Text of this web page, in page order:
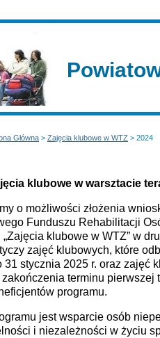
Główna > Zajęcia klubowe w WTZ > 2024
klubowe w warsztacie
o możliwości złożenia
Funduszu Rehabilitacji
„Zajęcia klubowe w WTZ” w
zajęć klubowych, które
31 stycznia 2025 r. oraz zajęć
zakończenia terminu pierwszej
programu.
jest wsparcie osób
i niezależności w życiu